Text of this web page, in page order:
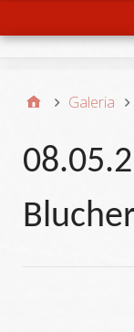
Galeria
Blucher